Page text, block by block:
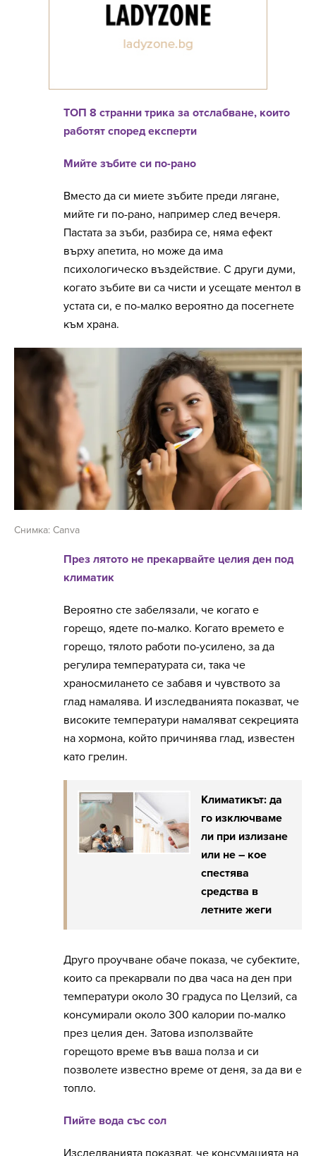
ТОП 8 странни трика за отслабване, които
работят според експерти
Мийте зъбите си по-рано
Вместо да си миете зъбите преди лягане,
мийте ги по-рано, например след вечеря.
Пастата за зъби, разбира се, няма ефект
върху апетита, но може да има
психологическо въздействие. С други думи,
когато зъбите ви са чисти и усещате ментол в
устата си, е по-малко вероятно да посегнете
към храна.
Снимка: Canva
През лятото не прекарвайте целия ден под
климатик
Вероятно сте забелязали, че когато е
горещо, ядете по-малко. Когато времето е
горещо, тялото работи по-усилено, за да
регулира температурата си, така че
храносмилането се забавя и чувството за
глад намалява. И изследванията показват, че
високите температури намаляват секрецията
на хормона, който причинява глад, известен
като грелин.
Климатикът: да
го изключваме
ли при излизане
или не – кое
спестява
средства в
летните жеги
Друго проучване обаче показа, че субектите,
които са прекарвали по два часа на ден при
температури около 30 градуса по Целзий, са
консумирали около 300 калории по-малко
през целия ден. Затова използвайте
горещото време във ваша полза и си
позволете известно време от деня, за да ви е
топло.
Пийте вода със сол
Изследванията показват, че консумацията на